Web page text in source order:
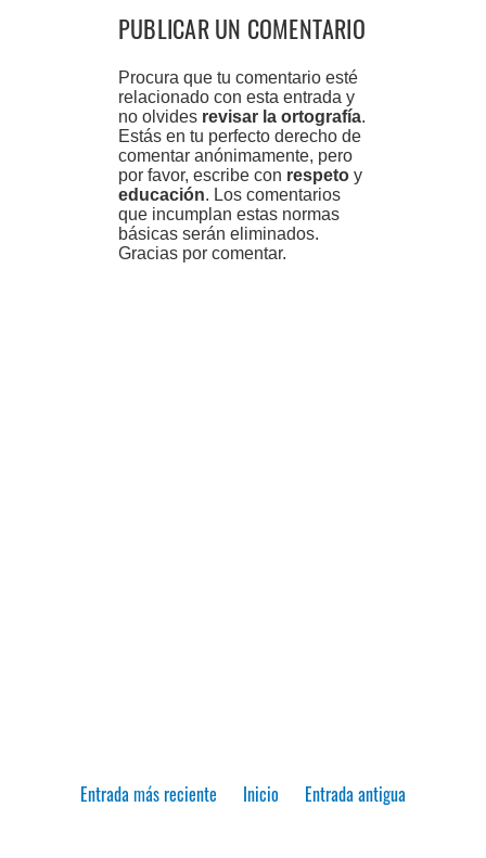
PUBLICAR UN COMENTARIO
Procura que tu comentario esté
relacionado con esta entrada y
no olvides revisar la ortografía.
Estás en tu perfecto derecho de
comentar anónimamente, pero
por favor, escribe con respeto y
educación. Los comentarios
que incumplan estas normas
básicas serán eliminados.
Gracias por comentar.
Entrada más reciente Entrada antigua
Inicio